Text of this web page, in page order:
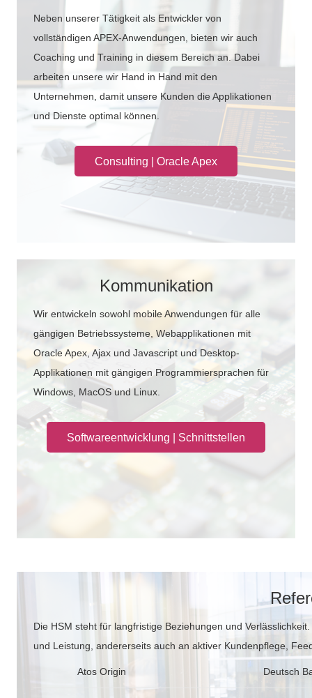
Neben unserer Tätigkeit als Entwickler von
vollständigen APEX-Anwendungen, bieten wir auch
Coaching und Training in diesem Bereich an. Dabei
arbeiten unsere wir Hand in Hand mit den
Unternehmen, damit unsere Kunden die Applikationen
und Dienste optimal können.
Consulting | Oracle Apex
Kommunikation
Wir entwickeln sowohl mobile Anwendungen für alle
gängigen Betriebssysteme, Webapplikationen mit
Oracle Apex, Ajax und Javascript und Desktop-
Applikationen mit gängigen Programmiersprachen für
Windows, MacOS und Linux.
Softwareentwicklung | Schnittstellen
Die HSM steht für langfristige Beziehungen und
und Leistung, andererseits auch an aktiver Kundenpflege,
Atos Origin Deutsch